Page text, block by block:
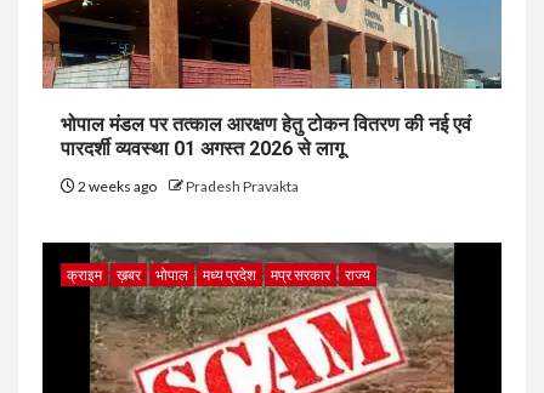
भोपाल मंडल पर तत्काल आरक्षण हेतु टोकन वितरण की नई एवं
पारदर्शी व्यवस्था 01 अगस्त 2026 से लागू
2 weeks ago Pradesh Pravakta
क्राइम ख़बर भोपाल मध्य प्रदेश मप्र सरकार राज्य